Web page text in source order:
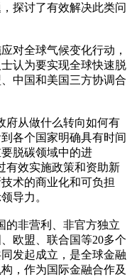
探讨了有效解决此类问
对全球气候变化行动，
认为要实现全球快速脱
中国和美国三方协调合
府从做什么转向如何有
各个国家明确具有时间
脱碳领域中的进
有效实施政策和资助新
术的商业化和可负担
导力。
的非营利、非官方独立
欧盟、联合国等20多个
发起成立，是全球金融
，作为国际金融合作及